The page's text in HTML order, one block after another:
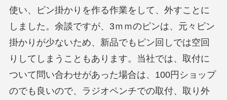
使い、ピン掛かりを作る作業をして、外すことに
しました。余談ですが、3ｍｍのピンは、元々ピン
掛かりが少ないため、新品でもピン回しでは空回
りしてしまうこともあります。当社では、取付に
ついて問い合わせがあった場合は、100円ショップ
のでも良いので、ラジオペンチでの取付、取り外